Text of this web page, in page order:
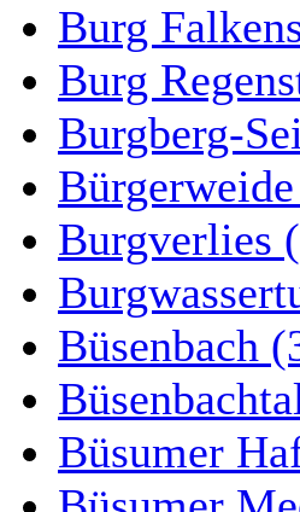
Burg
Burg
Burgberg-
Burgverlies
Büsenbach
Büsumer